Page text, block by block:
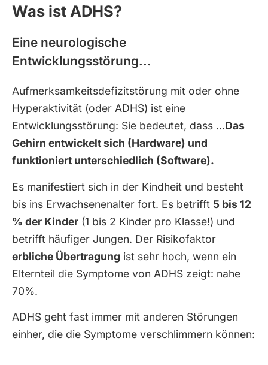
Was ist ADHS?
Eine neurologische
Entwicklungsstörung...
Aufmerksamkeitsdefizitstörung mit oder ohne
Hyperaktivität (oder ADHS) ist eine
Entwicklungsstörung: Sie bedeutet, dass …Das
Gehirn entwickelt sich (Hardware) und
funktioniert unterschiedlich (Software).
Es manifestiert sich in der Kindheit und besteht
bis ins Erwachsenenalter fort. Es betrifft 5 bis 12
% der Kinder (1 bis 2 Kinder pro Klasse!) und
betrifft häufiger Jungen. Der Risikofaktor
erbliche Übertragung ist sehr hoch, wenn ein
Elternteil die Symptome von ADHS zeigt: nahe
70%.
ADHS geht fast immer mit anderen Störungen
einher, die die Symptome verschlimmern können: